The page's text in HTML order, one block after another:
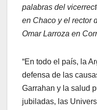
palabras del
en Chaco y el rector
Omar Larroza en
“En todo el país, la
defensa de las
Garrahan y la salud
jubiladas, las